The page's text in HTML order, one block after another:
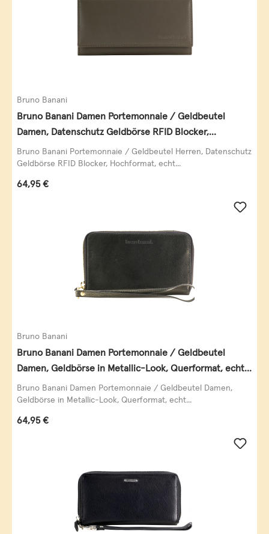
Bruno Banani
Bruno Banani Damen Portemonnaie / Geldbeutel
Damen, Datenschutz Geldbörse RFID Blocker,
Querformat, echt Leder, taupe
Bruno Banani Portemonnaie / Geldbeutel Herren, Datenschutz
Geldbörse RFID Blocker, Hochformat, echt...
Regulärer Preis:
64,95 €
Bruno Banani
Bruno Banani Damen Portemonnaie / Geldbeutel
Damen, Geldbörse in Metallic-Look, Querformat, echt
Leder, schwarz-gold
Bruno Banani Damen Portemonnaie / Geldbeutel Damen,
Geldbörse in Metallic-Look, Querformat, echt...
Regulärer Preis:
64,95 €